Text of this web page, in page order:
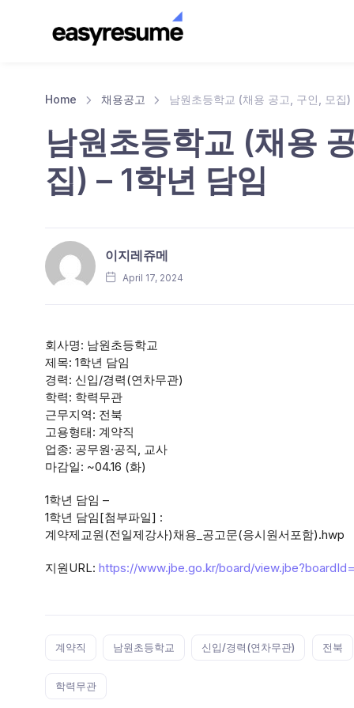
Home 채용공고 남원초등학교 (채용 공고, 구인, 모집)
남원초등학교 (채용
집) – 1학년 담임
이지레쥬메
April 17, 2024
회사명: 남원초등학교
제목: 1학년 담임
경력: 신입/경력(연차무관)
학력: 학력무관
근무지역: 전북
고용형태: 계약직
업종: 공무원·공직, 교사
마감일: ~04.16 (화)
1학년 담임 –
1학년 담임[첨부파일] :
계약제교원(전일제강사)채용_공고문(응시원서포함).hwp
지원URL: https://www.jbe.go.kr/board/
계약직 남원초등학교 신입/경력(연차무관) 전북
학력무관